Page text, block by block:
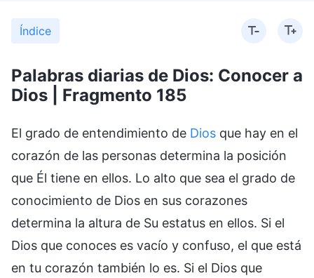
Índice
Palabras diarias de Dios: Conocer a
Dios | Fragmento 185
El grado de entendimiento de Dios que hay en el
corazón de las personas determina la posición
que Él tiene en ellos. Lo alto que sea el grado de
conocimiento de Dios en sus corazones
determina la altura de Su estatus en ellos. Si el
Dios que conoces es vacío y confuso, el que está
en tu corazón también lo es. Si el Dios que